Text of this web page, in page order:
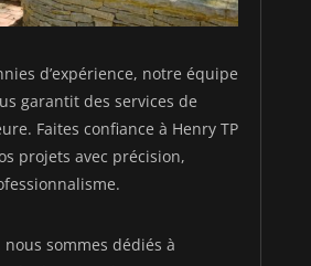
d’expérience, notre équipe
garantit des services de
Faites confiance à Henry TP
projets avec précision,
nous sommes dédiés à